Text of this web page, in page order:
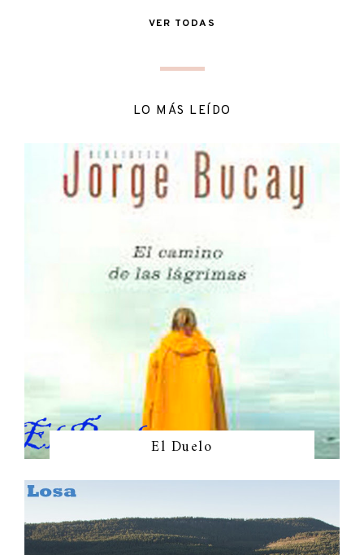
VER TODAS
LO MÁS LEÍDO
El Duelo